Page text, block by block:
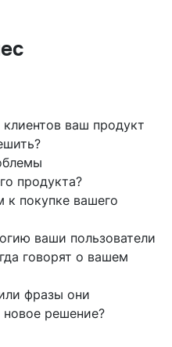
ваш продукт
продукта?
к покупке вашего
ваши пользователи
говорят о вашем
фразы они
решение?